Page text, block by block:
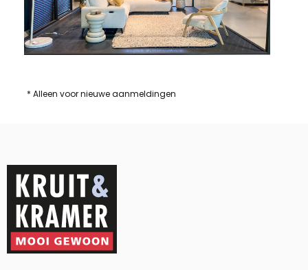
* Alleen voor nieuwe aanmeldingen